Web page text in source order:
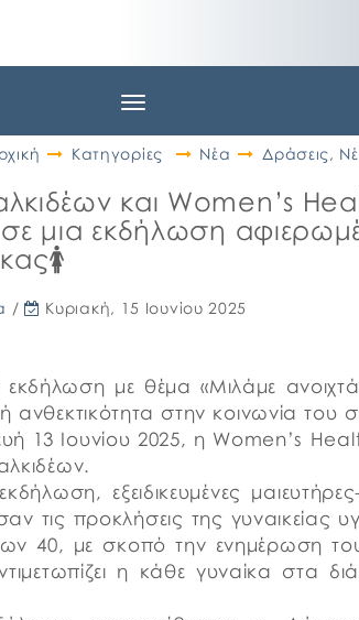
Toggle
Κατηγορίες Νέα Δράσεις,
και Women’s
μια εκδήλωση
/ Κυριακή, 15 Ιουνίου 2025
εκδήλωση με θέμα «Μιλάμε ανοιχτά
ανθεκτικότητα στην κοινωνία
13 Ιουνίου 2025, η Women’s
εξειδικευμένες μαιευτήρες-
τις προκλήσεις της γυναικείας
40, με σκοπό την ενημέρωση
η κάθε γυναίκα στα